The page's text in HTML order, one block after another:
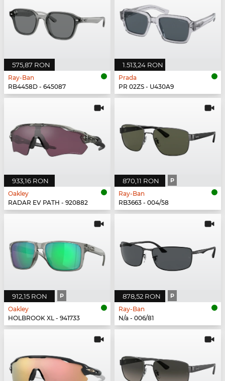
575,87 RON
Ray-Ban
RB4458D - 645087
1.513,24 RON
Prada
PR 02ZS - U430A9
933,16 RON
Oakley
RADAR EV PATH - 920882
870,11 RON P
Ray-Ban
RB3663 - 004/58
912,15 RON P
Oakley
HOLBROOK XL - 941733
878,52 RON P
Ray-Ban
N/a - 006/81